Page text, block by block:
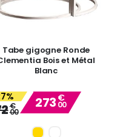
Tabe gigogne Ronde
Bois et Métal
Blanc
€
00
Special
Price
273 €
00